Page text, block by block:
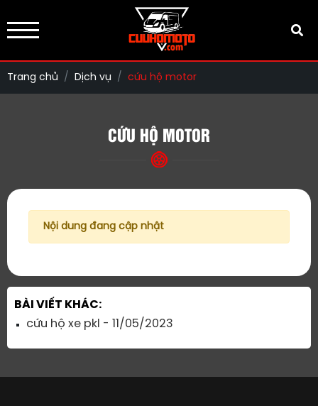
Trang chủ Dịch vụ cứu hộ motor
CỨU HỘ MOTOR
Nội dung đang cập nhật
BÀI VIẾT KHÁC:
cứu hộ xe pkl - 11/05/2023